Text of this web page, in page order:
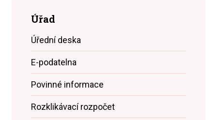
Úřad
Úřední deska
E-podatelna
Povinné informace
Rozklikávací rozpočet